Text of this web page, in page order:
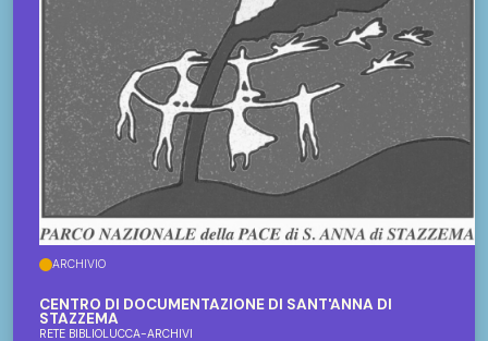
ARCHIVIO
CENTRO DI DOCUMENTAZIONE DI SANT'ANNA DI
STAZZEMA
RETE BIBLIOLUCCA-ARCHIVI